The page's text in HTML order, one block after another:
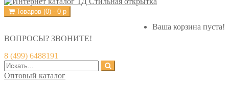
Товаров (0) - 0 р
Ваша корзина пуста!
ВОПРОСЫ? ЗВОНИТЕ!
8 (499) 6488191
Оптовый каталог